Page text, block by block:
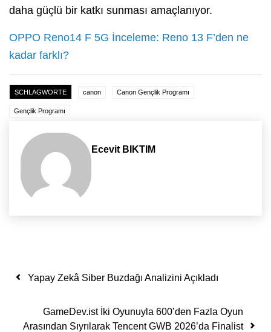
daha güçlü bir katkı sunması amaçlanıyor.
OPPO Reno14 F 5G İnceleme: Reno 13 F’den ne
kadar farklı?
SCHLAGWORTE canon Canon Gençlik Programı
Gençlik Programı
Ecevit BIKTIM
Yazı dolaşımı
Yapay Zekâ Siber Buzdağı Analizini Açıkladı
GameDev.ist İki Oyunuyla 600’den Fazla Oyun
Arasından Sıyrılarak Tencent GWB 2026’da Finalist